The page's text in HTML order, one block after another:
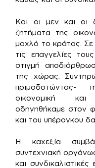
Και οι μεν και οι
ζητήματα της
μοχλό το κράτος. Σε
τις επαγγελίες
στιγμή
της χώρας.
πριμοδοτώντας-
οικονομική
οδηγηθήκαμε στον
και του υπέρογκου
Η καχεξία
συντεχνιακή
και